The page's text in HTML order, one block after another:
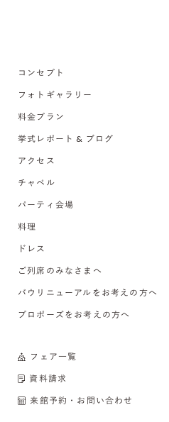
コンセプト
フォトギャラリー
料金プラン
挙式レポート & ブログ
アクセス
チャペル
パーティ会場
料理
ドレス
ご列席のみなさまへ
バウリニューアルをお考えの方へ
プロポーズをお考えの方へ
フェア一覧
資料請求
来館予約・お問い合わせ